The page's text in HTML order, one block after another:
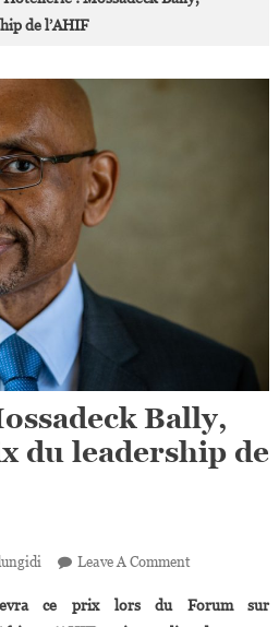
de l’AHIF
Bally,
du leadership de
Leave A CommentOn
Mossadeck
ce prix lors du Forum sur